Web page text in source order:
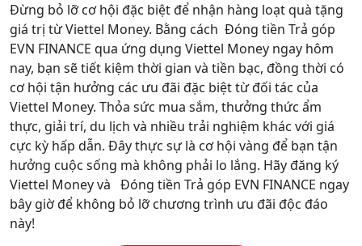
Đừng bỏ lỡ cơ hội đặc biệt để nhận hàng loạt quà tặng
giá trị từ Viettel Money. Bằng cách Đóng tiền Trả góp
EVN FINANCE qua ứng dụng Viettel Money ngay hôm
nay, bạn sẽ tiết kiệm thời gian và tiền bạc, đồng thời có
cơ hội tận hưởng các ưu đãi đặc biệt từ đối tác của
Viettel Money. Thỏa sức mua sắm, thưởng thức ẩm
thực, giải trí, du lịch và nhiều trải nghiệm khác với giá
cực kỳ hấp dẫn. Đây thực sự là cơ hội vàng để bạn tận
hưởng cuộc sống mà không phải lo lắng. Hãy đăng ký
Viettel Money và Đóng tiền Trả góp EVN FINANCE ngay
bây giờ để không bỏ lỡ chương trình ưu đãi độc đáo
này!